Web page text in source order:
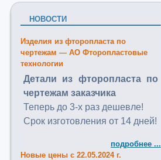
НОВОСТИ
Изделия из фторопласта по
чертежам — АО Фторопластовые
технологии
Детали из фторопласта по
чертежам заказчика
Теперь до 3-х раз дешевле!
Срок изготовления от 14 дней!
подробнее ...
Новые цены с 22.05.2024 г.